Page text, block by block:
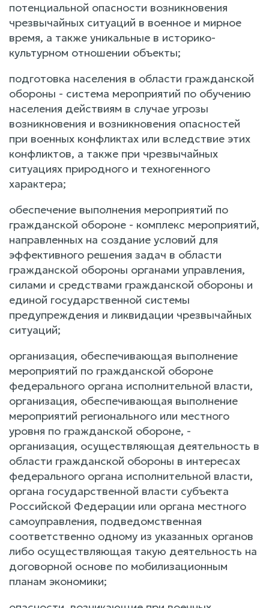
потенциальной опасности возникновения
чрезвычайных ситуаций в военное и мирное
время, а также уникальные в историко-
культурном отношении объекты;
подготовка населения в области гражданской
обороны - система мероприятий по обучению
населения действиям в случае угрозы
возникновения и возникновения опасностей
при военных конфликтах или вследствие этих
конфликтов, а также при чрезвычайных
ситуациях природного и техногенного
характера;
обеспечение выполнения мероприятий по
гражданской обороне - комплекс мероприятий,
направленных на создание условий для
эффективного решения задач в области
гражданской обороны органами управления,
силами и средствами гражданской обороны и
единой государственной системы
предупреждения и ликвидации чрезвычайных
ситуаций;
организация, обеспечивающая выполнение
мероприятий по гражданской обороне
федерального органа исполнительной власти,
организация, обеспечивающая выполнение
мероприятий регионального или местного
уровня по гражданской обороне, -
организация, осуществляющая деятельность в
области гражданской обороны в интересах
федерального органа исполнительной власти,
органа государственной власти субъекта
Российской Федерации или органа местного
самоуправления, подведомственная
соответственно одному из указанных органов
либо осуществляющая такую деятельность на
договорной основе по мобилизационным
планам экономики;